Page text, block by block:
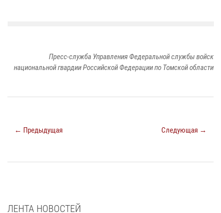
Пресс-служба Управления Федеральной службы войск
национальной гвардии Российской Федерации по Томской области
← Предыдущая Следующая →
ЛЕНТА НОВОСТЕЙ